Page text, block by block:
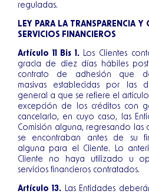
reguladas.
LEY PARA LA TRANSPARENCIA
SERVICIOS FINANCIEROS
Artículo 11 Bis 1.Los Clientes
gracia de diez días hábiles
contrato de adhesión que
masivas establecidas por las
general a que se refiere el artículo
excepción de los créditos con
cancelarlo, en cuyo caso, las
Comisión alguna, regresando las
se encontraban antes de su
alguna para el Cliente. Lo
Cliente no haya utilizado u
servicios financieros contratados.
Artículo 13.Las Entidades